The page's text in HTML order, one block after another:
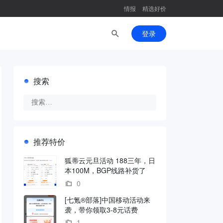
情报 精选好价
登录
搜索
推荐特价
狐蒂云元旦活动 188三年，日
本100M，BGP线路补货了
0
[七氪®部落]中国移动活动来
袭，带你领取3-8元话费